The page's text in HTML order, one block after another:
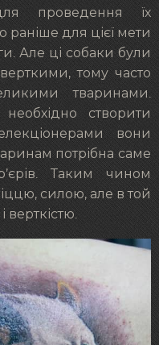
проведення їх
раніше для цієї мети
Але ці собаки були
тому часто
тваринами.
створити
вони
потрібна саме
Таким чином
силою, але в той
верткістю.